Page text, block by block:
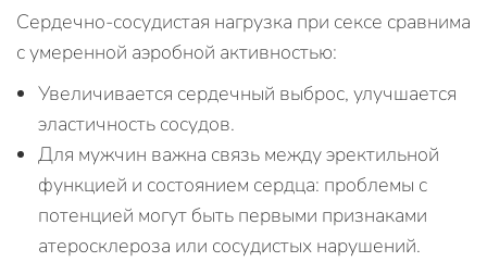
Сердечно-сосудистая нагрузка при сексе сравнима
с умеренной аэробной активностью:
Увеличивается сердечный выброс, улучшается
эластичность сосудов.
Для мужчин важна связь между эректильной
функцией и состоянием сердца: проблемы с
потенцией могут быть первыми признаками
атеросклероза или сосудистых нарушений.